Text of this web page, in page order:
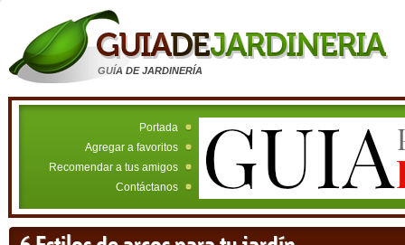
GUÍA DE JARDINERÍA
Portada
Agregar a favoritos
Recomendar a tus amigos
Contáctanos